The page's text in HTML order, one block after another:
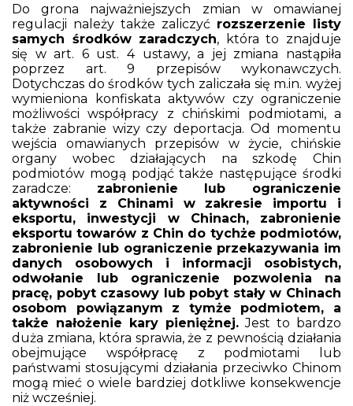
Do grona najważniejszych zmian w omawianej
regulacji należy także zaliczyć rozszerzenie listy
samych środków zaradczych, która to znajduje
się w art. 6 ust. 4 ustawy, a jej zmiana nastąpiła
poprzez art. 9 przepisów wykonawczych.
Dotychczas do środków tych zaliczała się m.in. wyżej
wymieniona konfiskata aktywów czy ograniczenie
możliwości współpracy z chińskimi podmiotami, a
także zabranie wizy czy deportacja. Od momentu
wejścia omawianych przepisów w życie, chińskie
organy wobec działających na szkodę Chin
podmiotów mogą podjąć także następujące środki
zaradcze: zabronienie lub ograniczenie
aktywności z Chinami w zakresie importu i
eksportu, inwestycji w Chinach, zabronienie
eksportu towarów z Chin do tychże podmiotów,
zabronienie lub ograniczenie przekazywania im
danych osobowych i informacji osobistych,
odwołanie lub ograniczenie pozwolenia na
pracę, pobyt czasowy lub pobyt stały w Chinach
osobom powiązanym z tymże podmiotem, a
także nałożenie kary pieniężnej. Jest to bardzo
duża zmiana, która sprawia, że z pewnością działania
obejmujące współpracę z podmiotami lub
państwami stosującymi działania przeciwko Chinom
mogą mieć o wiele bardziej dotkliwe konsekwencje
niż wcześniej.